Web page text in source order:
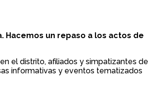
Hacemos un repaso a los actos de
el distrito, afiliados y simpatizantes de
informativas y eventos tematizados